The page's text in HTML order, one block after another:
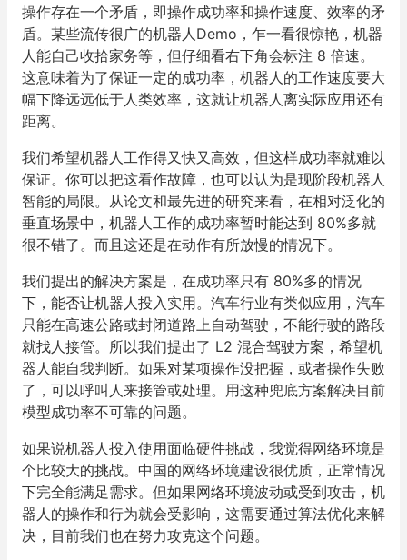
操作存在一个矛盾，即操作成功率和操作速度、效率的矛
盾。某些流传很广的机器人Demo，乍一看很惊艳，机器
人能自己收拾家务等，但仔细看右下角会标注 8 倍速。
这意味着为了保证一定的成功率，机器人的工作速度要大
幅下降远远低于人类效率，这就让机器人离实际应用还有
距离。
我们希望机器人工作得又快又高效，但这样成功率就难以
保证。你可以把这看作故障，也可以认为是现阶段机器人
智能的局限。从论文和最先进的研究来看，在相对泛化的
垂直场景中，机器人工作的成功率暂时能达到 80%多就
很不错了。而且这还是在动作有所放慢的情况下。
我们提出的解决方案是，在成功率只有 80%多的情况
下，能否让机器人投入实用。汽车行业有类似应用，汽车
只能在高速公路或封闭道路上自动驾驶，不能行驶的路段
就找人接管。所以我们提出了 L2 混合驾驶方案，希望机
器人能自我判断。如果对某项操作没把握，或者操作失败
了，可以呼叫人来接管或处理。用这种兜底方案解决目前
模型成功率不可靠的问题。
如果说机器人投入使用面临硬件挑战，我觉得网络环境是
个比较大的挑战。中国的网络环境建设很优质，正常情况
下完全能满足需求。但如果网络环境波动或受到攻击，机
器人的操作和行为就会受影响，这需要通过算法优化来解
决，目前我们也在努力攻克这个问题。